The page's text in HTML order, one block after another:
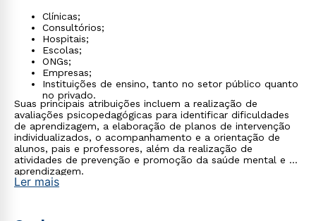
Clínicas;
Consultórios;
Hospitais;
Escolas;
ONGs;
Empresas;
Instituições de ensino, tanto no setor público quanto
no privado.
Suas principais atribuições incluem a realização de
avaliações psicopedagógicas para identificar dificuldades
de aprendizagem, a elaboração de planos de intervenção
individualizados, o acompanhamento e a orientação de
alunos, pais e professores, além da realização de
atividades de prevenção e promoção da saúde mental e da
aprendizagem.
Ler mais